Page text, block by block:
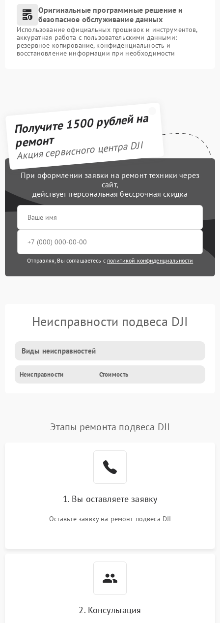
Оригинальные программные решение и
безопасное обслуживание данных
Использование официальных прошивок и инструментов,
аккуратная работа с пользовательскими данными:
резервное копирование, конфиденциальность и
восстановление информации при необходимости
Получите 1500 рублей на
ремонт
Акция сервисного центра DJI
При оформлении заявки на ремонт техники через
сайт,
действует персональная бессрочная скидка
Отправляя, Вы соглашаетесь с политикой конфиденциальности
Неисправности подвеса DJI
Виды неисправностей
Неисправности Стоимость
Этапы ремонта подвеса DJI
1. Вы оставляете заявку
Оставьте заявку на ремонт подвеса DJI
2. Консультация